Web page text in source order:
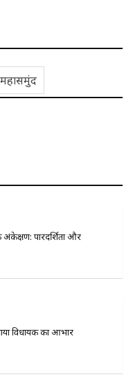
महासमुंद
अंकेक्षण: पारदर्शिता और
विधायक का आभार